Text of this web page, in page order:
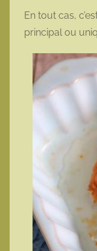
En tout cas,
principal ou